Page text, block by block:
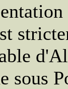
sous